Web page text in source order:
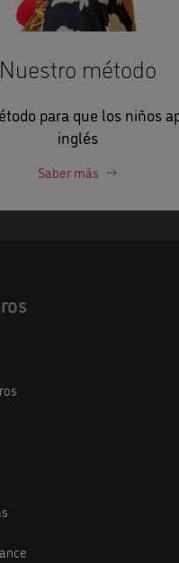
Nuestro método
para que los niños
inglés
Saber más